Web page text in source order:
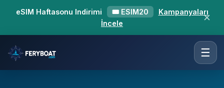
eSIM Haftasonu Indirimi 🎟 ESIM20
Kampanyaları
İncele
✕
☰